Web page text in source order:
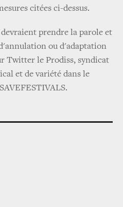
citées ci-dessus.
prendre la parole et
ou d'adaptation
Twitter le Prodiss, syndicat
et de variété dans le